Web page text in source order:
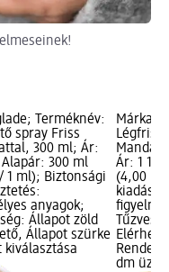
Terméknév:
spray Friss
300 ml; Ár:
Alapár: 300 ml
1 ml); Biztonsági
anyagok;
Állapot zöld
Állapot szürke
kiválasztása
Márka:
Ár: 1
(4,00 Ft
kiadás
dm